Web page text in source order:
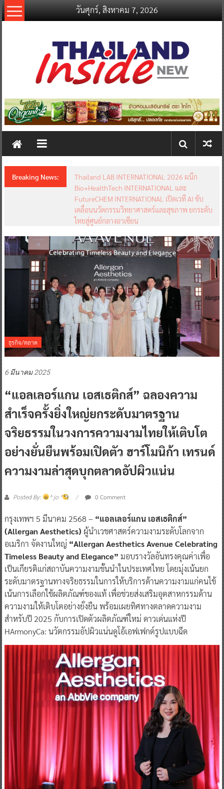
Skip
to
วันศุกร์, สิงหาคม 7, 2026
thailandinsidenew.com
Thailand
New
Breaking News:
Thailand LAB INTERNATIONAL 2026 ผนึก
Bio+HealthTech INTERNATIONAL และ
FutureCHEM INTERNATIONAL เปิดเวที AI ขับ
เคลื่อนนวัตกรรมวิทยาศาสตร์และสุขภาพ ยกระดับ
ไทยสู่ศูนย์กลางอาเซียน
ธุรกิจ/ตลาด
6 มีนาคม 2025
“แอลเลอร์แกน เอสเธติกส์” ฉลองความ
สำเร็จครั้งยิ่งใหญ่ยกระดับมาตรฐาน
จริยธรรมในวงการความงามไทยให้เติบโต
อย่างยั่นยืนพร้อมเปิดตัว ฮาร์โมนิก้า เทรนด์
ความงามล่าสุดบุกตลาดอัปผิวแน่น
Posted By: ^ jo ^ 0 Comment
กรุงเทพฯ 5 มีนาคม 2568 – “แอลเลอร์แกน เอสเธติกส์”
(Allergan Aesthetics) ผู้นำเวชศาสตร์ความงามระดับโลกจาก
อเมริกา จัดงานใหญ่ “Allergan Aesthetics Avenue Celebrating
Timeless Beauty and Elegance” มอบรางวัลอันทรงคุณค่าเพื่อ
เป็นเกียรติแก่สถาบันความงามชั้นนำในประเทศไทย โดยมุ่งเน้นยก
ระดับมาตรฐานทางจริยธรรมในการให้บริการด้านความงามแก่คนไข้
เน้นการเลือกใช้ผลิตภัณฑ์ของแท้ เพื่อช่วยส่งเสริมอุตสาหกรรมด้าน
ความงามให้เติบโตอย่างยั่งยืน พร้อมเผยทิศทางตลาดความงาม
สำหรับปี 2025 กับการเปิดตัวผลิตภัณฑ์ใหม่ ดาวเด่นแห่งปี
HArmonyCa: นวัตกรรมอัปผิวแน่นดูโอ้เอฟเฟกต์รูปแบบฉีด